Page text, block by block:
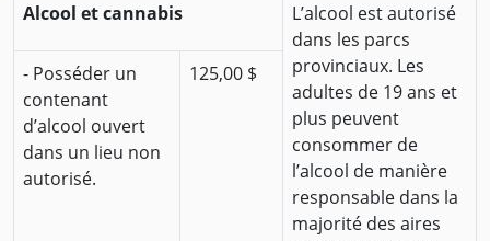
Alcool et cannabis
L’alcool est autorisé
dans les parcs
provinciaux. Les
adultes de 19 ans et
plus peuvent
consommer de
l’alcool de manière
responsable dans la
majorité des aires
- Posséder un
contenant
d’alcool ouvert
dans un lieu non
autorisé.
125,00 $